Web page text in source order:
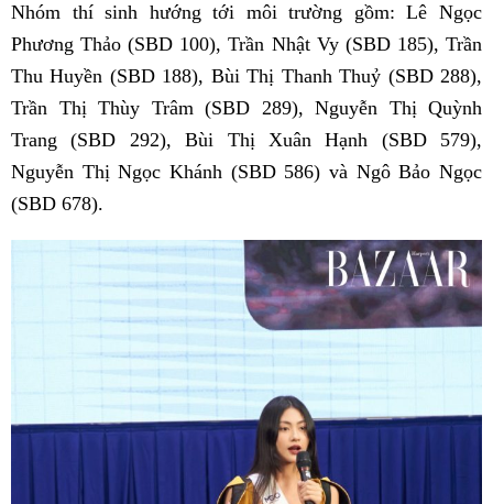
Nhóm thí sinh hướng tới môi trường gồm: Lê Ngọc
Phương Thảo (SBD 100), Trần Nhật Vy (SBD 185), Trần
Thu Huyền (SBD 188), Bùi Thị Thanh Thuỷ (SBD 288),
Trần Thị Thùy Trâm (SBD 289), Nguyễn Thị Quỳnh
Trang (SBD 292), Bùi Thị Xuân Hạnh (SBD 579),
Nguyễn Thị Ngọc Khánh (SBD 586) và Ngô Bảo Ngọc
(SBD 678).